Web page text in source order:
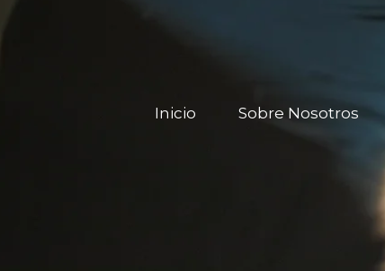
Inicio Sobre Nosotros